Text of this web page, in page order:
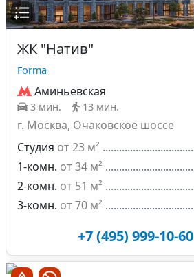
ЖК "Натив"
Forma
Аминьевская
3 мин. 13 мин.
г. Москва, Очаковское шоссе
Студия от 23 м²
1-комн. от 34 м²
2-комн. от 51 м²
3-комн. от 70 м²
+7 (495) 999-10-60